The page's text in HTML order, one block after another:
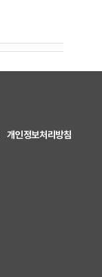
개인정보처리방침